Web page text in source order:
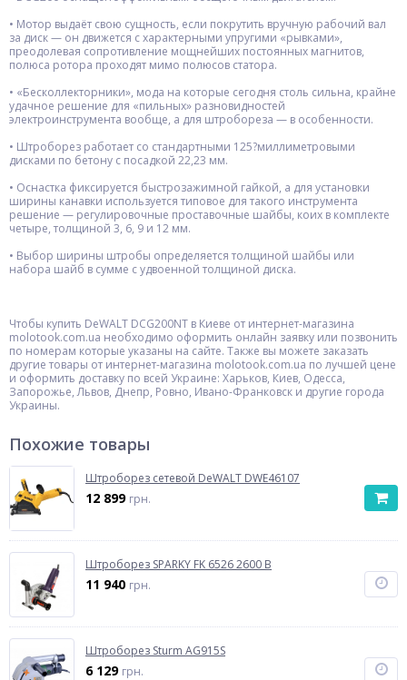
• Мотор выдаёт свою сущность, если покрутить вручную рабочий вал
за диск — он движется с характерными упругими «рывками»,
преодолевая сопротивление мощнейших постоянных магнитов,
полюса ротора проходят мимо полюсов статора.
• «Бесколлекторники», мода на которые сегодня столь сильна, крайне
удачное решение для «пильных» разновидностей
электроинструмента вообще, а для штробореза — в особенности.
• Штроборез работает со стандартными 125?миллиметровыми
дисками по бетону с посадкой 22,23 мм.
• Оснастка фиксируется быстрозажимной гайкой, а для установки
ширины канавки используется типовое для такого инструмента
решение — регулировочные проставочные шайбы, коих в комплекте
четыре, толщиной 3, 6, 9 и 12 мм.
• Выбор ширины штробы определяется толщиной шайбы или
набора шайб в сумме с удвоенной толщиной диска.
Чтобы купить DeWALT DCG200NT в Киеве от интернет-магазина
molotook.com.ua необходимо оформить онлайн заявку или позвонить
по номерам которые указаны на сайте. Также вы можете заказать
другие товары от интернет-магазина molotook.com.ua по лучшей цене
и оформить доставку по всей Украине: Харьков, Киев, Одесса,
Запорожье, Львов, Днепр, Ровно, Ивано-Франковск и другие города
Украины.
Похожие товары
Штроборез сетевой DeWALT DWE46107
12 899 грн.
Штроборез SPARKY FK 6526 2600 В
11 940 грн.
Штроборез Sturm AG915S
6 129 грн.